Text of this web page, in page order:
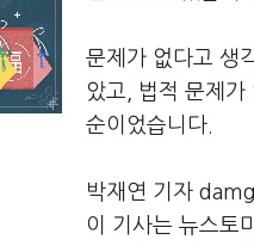
문제가 없다고 생
았고, 법적 문제
순이었습니다.
박재연 기자
이 기사는 뉴스토